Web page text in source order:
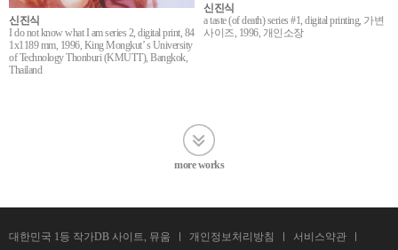
신진식
a taste (of death) series #1, digital printing, 가변
사이즈, 1996, 개인소장
신진식
I do not know what I am series 2, digital print, 84
1x1189 mm, 1996, King Mongkut’ s University
of Technology Thonburi (KMUTT), Bangkok,
Thailand
more works
대한민국 1등 작가DB 사이트, 뮤움 개인정보처리방침 서비스약관